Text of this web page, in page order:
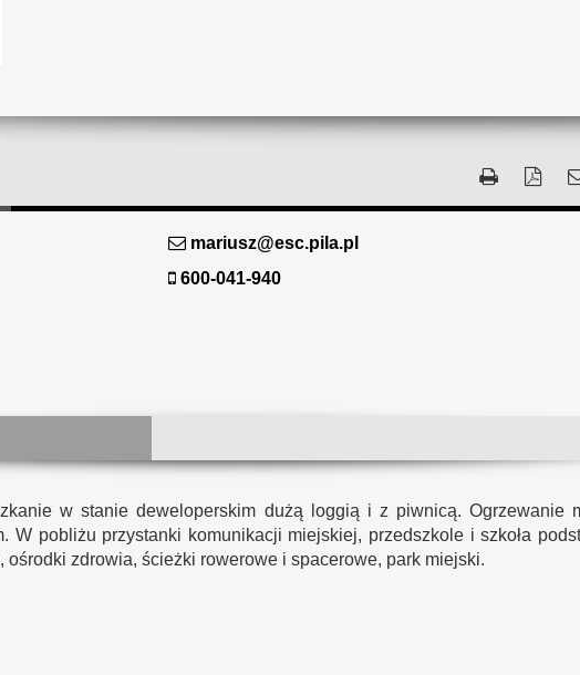
mariusz@esc.pila.pl
600-041-940
w stanie deweloperskim dużą loggią i z piwnicą. Ogrzewanie
W pobliżu przystanki komunikacji miejskiej, przedszkole i szkoła
ośrodki zdrowia, ścieżki rowerowe i spacerowe, park miejski.